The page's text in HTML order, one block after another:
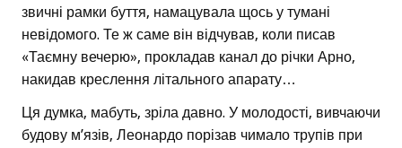
звичні рамки буття, намацувала щось у тумані
невідомого. Те ж саме він відчував, коли писав
«Таємну вечерю», прокладав канал до річки Арно,
накидав креслення літального апарату…
Ця думка, мабуть, зріла давно. У молодості, вивчаючи
будову м’язів, Леонардо порізав чимало трупів при